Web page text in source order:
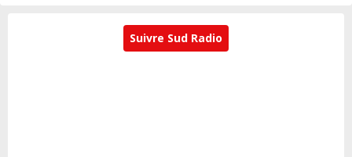
Suivre Sud Radio